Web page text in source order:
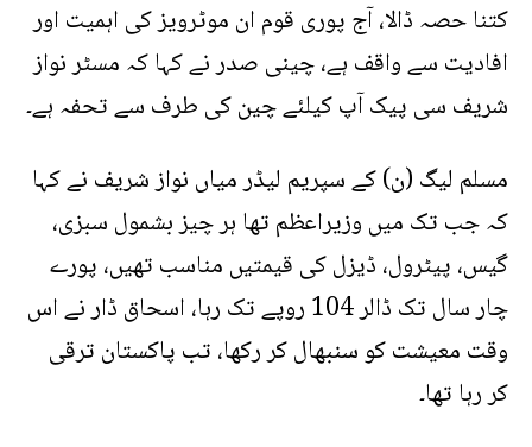
کتنا حصہ ڈالا، آج پوری قوم ان موٹرویز کی اہمیت اور
افادیت سے واقف ہے، چینی صدر نے کہا کہ مسٹر نواز
شریف سی پیک آپ کیلئے چین کی طرف سے تحفہ ہے۔
مسلم لیگ (ن) کے سپریم لیڈر میاں نواز شریف نے کہا
کہ جب تک میں وزیراعظم تھا ہر چیز بشمول سبزی،
گیس، پیٹرول، ڈیزل کی قیمتیں مناسب تھیں، پورے
چار سال تک ڈالر 104 روپے تک رہا، اسحاق ڈار نے اس
وقت معیشت کو سنبھال کر رکھا، تب پاکستان ترقی
کر رہا تھا۔